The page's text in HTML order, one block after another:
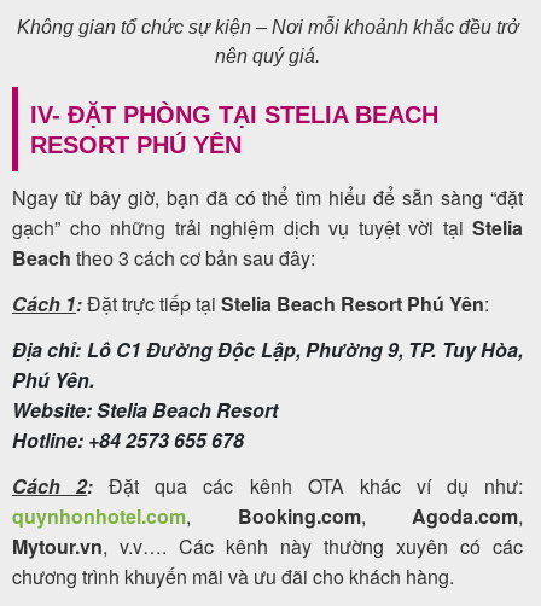
Không gian tổ chức sự kiện – Nơi mỗi khoảnh khắc đều trở
nên quý giá.
IV- ĐẶT PHÒNG TẠI STELIA BEACH
RESORT PHÚ YÊN
Ngay từ bây giờ, bạn đã có thể tìm hiểu để sẵn sàng “đặt
gạch” cho những trải nghiệm dịch vụ tuyệt vời tại Stelia
Beach theo 3 cách cơ bản sau đây:
Cách 1:Đặt trực tiếp tại Stelia Beach Resort Phú Yên:
Địa chỉ: Lô C1 Đường Độc Lập, Phường 9, TP. Tuy Hòa,
Phú Yên.
Website: Stelia Beach Resort
Hotline: +84 2573 655 678
Cách 2: Đặt qua các kênh OTA khác ví dụ như:
quynhonhotel.com, Booking.com, Agoda.com,
Mytour.vn, v.v…. Các kênh này thường xuyên có các
chương trình khuyến mãi và ưu đãi cho khách hàng.